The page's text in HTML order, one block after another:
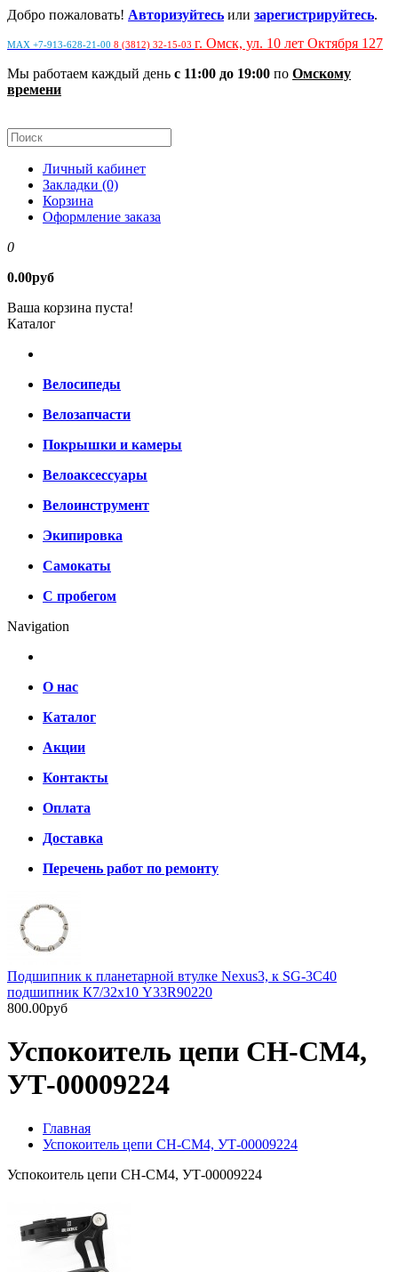
Добро пожаловать! Авторизуйтесь или зарегистрируйтесь.
MAX +7-913-628-21-00 8 (3812) 32-15-03 г. Омск, ул. 10 лет Октября 127
Мы работаем каждый день с 11:00 до 19:00 по Омскому
времени
Личный кабинет
Закладки (0)
Корзина
Оформление заказа
0
0.00руб
Ваша корзина пуста!
Каталог
Велосипеды
Велозапчасти
Покрышки и камеры
Велоаксессуары
Велоинструмент
Экипировка
Самокаты
С пробегом
Navigation
О нас
Каталог
Акции
Контакты
Оплата
Доставка
Перечень работ по ремонту
Подшипник к планетарной втулке Nexus3, к SG-3C40
подшипник К7/32х10 Y33R90220
800.00руб
Успокоитель цепи CH-CM4,
УТ-00009224
Главная
Успокоитель цепи CH-CM4, УТ-00009224
Успокоитель цепи CH-CM4, УТ-00009224